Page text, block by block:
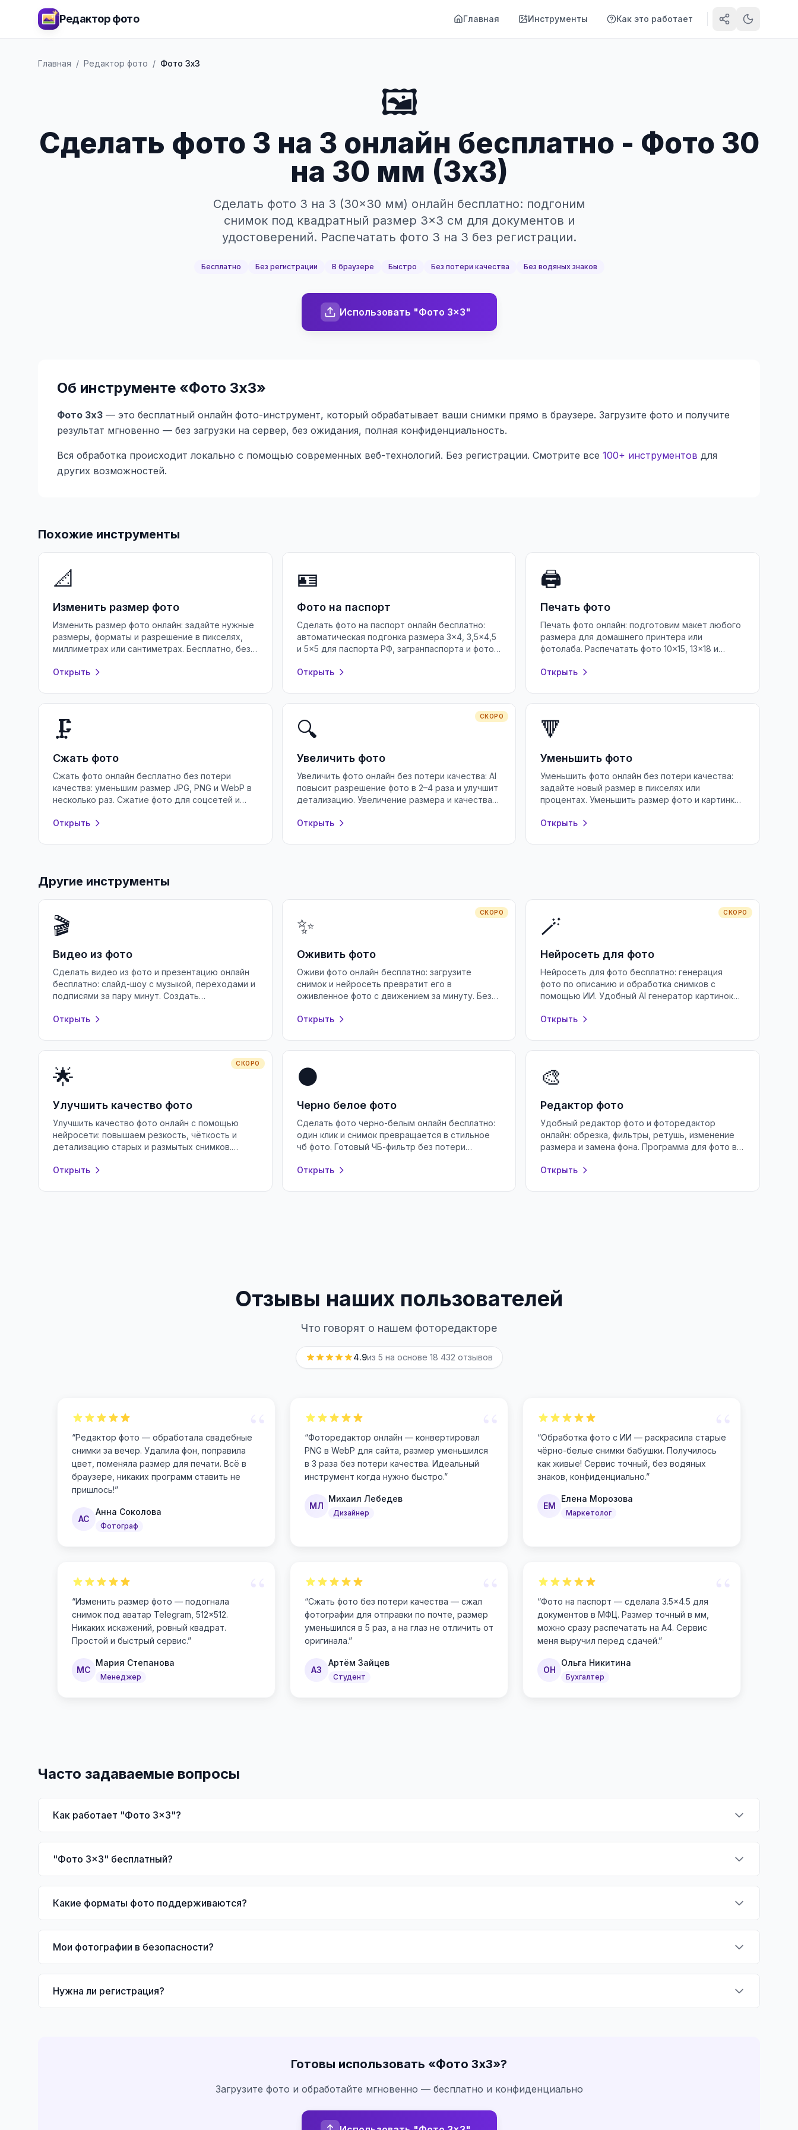
Редактор фото Главная Инструменты Как это работает
Главная / Редактор фото / Фото 3x3
🖼️
Сделать фото 3 на 3 онлайн бесплатно - Фото 30
на 30 мм (3х3)
Сделать фото 3 на 3 (30×30 мм) онлайн бесплатно: подгоним
снимок под квадратный размер 3×3 см для документов и
удостоверений. Распечатать фото 3 на 3 без регистрации.
Бесплатно Без регистрации В браузере Быстро Без потери качества Без водяных знаков
Использовать "Фото 3x3"
Об инструменте «Фото 3x3»
Фото 3x3 — это бесплатный онлайн фото-инструмент, который обрабатывает ваши снимки прямо в браузере. Загрузите фото и получите
результат мгновенно — без загрузки на сервер, без ожидания, полная конфиденциальность.
Вся обработка происходит локально с помощью современных веб-технологий. Без регистрации. Смотрите все 100+ инструментов для
других возможностей.
Похожие инструменты
📐
Изменить размер фото
Изменить размер фото онлайн: задайте нужные
размеры, форматы и разрешение в пикселях,
миллиметрах или сантиметрах. Бесплатно, без
Открыть
🪪
Фото на паспорт
Сделать фото на паспорт онлайн бесплатно:
автоматическая подгонка размера 3×4, 3,5×4,5
и 5×5 для паспорта РФ, загранпаспорта и фото
Открыть
🖨️
Печать фото
Печать фото онлайн: подготовим макет любого
размера для домашнего принтера или
фотолаба. Распечатать фото 10×15, 13×18 и
регистрации.
Открыть
🗜️
Сжать фото
Сжать фото онлайн бесплатно без потери
качества: уменьшим размер JPG, PNG и WebP в
несколько раз. Сжатие фото для соцсетей и
установки.
Открыть
СКОРО
🔍
Увеличить фото
Увеличить фото онлайн без потери качества: AI
повысит разрешение фото в 2–4 раза и улучшит
детализацию. Увеличение размера и качества
Открыть
🔻
Уменьшить фото
Уменьшить фото онлайн без потери качества:
задайте новый размер в пикселях или
процентах. Уменьшить размер фото и картинки
регистрации.
Открыть
Другие инструменты
🎬
Видео из фото
Сделать видео из фото и презентацию онлайн
бесплатно: слайд-шоу с музыкой, переходами и
подписями за пару минут. Создать
Открыть
СКОРО
✨
Оживить фото
Оживи фото онлайн бесплатно: загрузите
снимок и нейросеть превратит его в
оживленное фото с движением за минуту. Без
браузере.
Открыть
СКОРО
🪄
Нейросеть для фото
Нейросеть для фото бесплатно: генерация
фото по описанию и обработка снимков с
помощью ИИ. Удобный AI генератор картинок
Открыть
СКОРО
🌟
Улучшить качество фото
Улучшить качество фото онлайн с помощью
нейросети: повышаем резкость, чёткость и
детализацию старых и размытых снимков.
Открыть
⚫
Черно белое фото
Сделать фото черно-белым онлайн бесплатно:
один клик и снимок превращается в стильное
чб фото. Готовый ЧБ-фильтр без потери
Открыть
🎨
Редактор фото
Удобный редактор фото и фоторедактор
онлайн: обрезка, фильтры, ретушь, изменение
размера и замена фона. Программа для фото в
Открыть
Отзывы наших пользователей
Что говорят о нашем фоторедакторе
4.9из 5 на основе 18 432 отзывов
“
“Редактор фото — обработала свадебные
снимки за вечер. Удалила фон, поправила
цвет, поменяла размер для печати. Всё в
браузере, никаких программ ставить не
пришлось!”
АС
Анна Соколова
Фотограф
“Фоторедактор онлайн — конвертировал
PNG в WebP для сайта, размер уменьшился
в 3 раза без потери качества. Идеальный
инструмент когда нужно быстро.”
МЛ
Михаил Лебедев
Дизайнер
“
“Обработка фото с ИИ — раскрасила старые
чёрно-белые снимки бабушки. Получилось
как живые! Сервис точный, без водяных
знаков, конфиденциально.”
ЕМ
Елена Морозова
Маркетолог
“Изменить размер фото — подогнала
снимок под аватар Telegram, 512×512.
Никаких искажений, ровный квадрат.
Простой и быстрый сервис.”
МС
Мария Степанова
Менеджер
“Сжать фото без потери качества — сжал
фотографии для отправки по почте, размер
уменьшился в 5 раз, а на глаз не отличить от
оригинала.”
АЗ
Артём Зайцев
Студент
“Фото на паспорт — сделала 3.5×4.5 для
документов в МФЦ. Размер точный в мм,
можно сразу распечатать на А4. Сервис
меня выручил перед сдачей.”
ОН
Ольга Никитина
Бухгалтер
Часто задаваемые вопросы
Как работает "Фото 3x3"?
"Фото 3x3" бесплатный?
Какие форматы фото поддерживаются?
Мои фотографии в безопасности?
Нужна ли регистрация?
Готовы использовать «Фото 3x3»?
Загрузите фото и обработайте мгновенно — бесплатно и конфиденциально